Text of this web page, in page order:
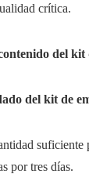
crítica.
del kit
del kit de
suficiente
por tres días.